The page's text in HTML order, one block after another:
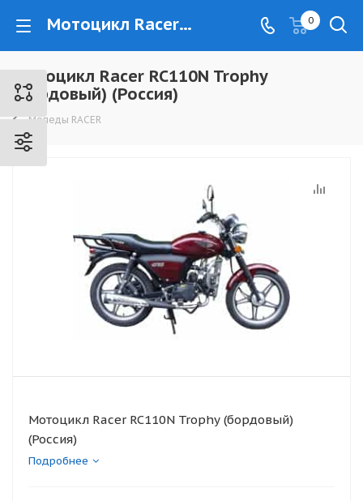
Мотоцикл Racer RC110N Trophy (бордовый) (Россия) - www.kovrovec.ru 0
Мотоцикл Racer RC110N Trophy
(бордовый) (Россия)
Мопеды RACER
Мотоцикл Racer RC110N Trophy (бордовый)
(Россия)
Подробнее